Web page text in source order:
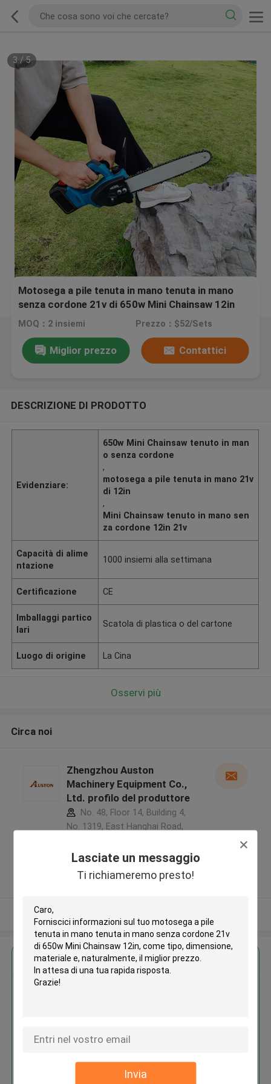
Lasciate un messaggio
Ti richiameremo presto!
Invia
3 /5
Motosega a pile tenuta in mano tenuta in mano
senza cordone 21v di 650w Mini Chainsaw 12in
MOQ：2 insiemi Prezzo：$52/Sets
Miglior prezzo Contattici
DESCRIZIONE DI PRODOTTO
Evidenziare:
650w Mini Chainsaw tenuto in man
o senza cordone
,
motosega a pile tenuta in mano 21v
di 12in
,
Mini Chainsaw tenuto in mano sen
za cordone 12in 21v
Capacità di alime
ntazione
1000 insiemi alla settimana
Certificazione CE
Imballaggi partico
lari
Scatola di plastica o del cartone
Luogo di origine La Cina
Osservi più
Circa noi
Zhengzhou Auston
Machinery Equipment Co.,
Ltd. profilo del produttore
No. 48, Floor 14, Building 4,
No. 1319, East Hanghai Road,
Free Trade Zone ,Porcellana
Fornitore verificato
Ottieni il miglior prezzo per